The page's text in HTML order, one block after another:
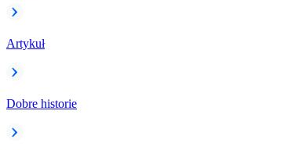
Artykuł
Dobre historie